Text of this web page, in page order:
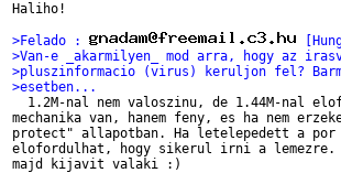
Haliho!
>Felado :
>Van-e _akarmilyen_ mod arra, hogy az
>pluszinformacio (virus) keruljon fel?
>esetben...
1.2M-nal nem valoszinu, de 1.44M-nal
mechanika van, hanem feny, es ha nem
protect" allapotban. Ha letelepedett a por
elofordulhat, hogy sikerul irni a lemezre.
majd kijavit valaki :)